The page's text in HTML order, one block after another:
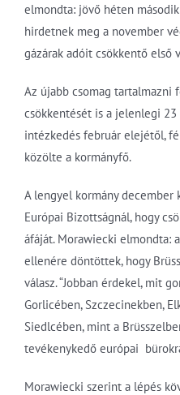
elmondta: jövő héten
hirdetnek meg a november
gázárak adóit csökkentő első
Az újabb csomag tartalmazni
csökkentését is a jelenlegi 23
intézkedés február elejétől,
közölte a kormányfő.
A lengyel kormány december
Európai Bizottságnál, hogy
áfáját. Morawiecki elmondta:
ellenére döntöttek, hogy
válasz. “Jobban érdekel, mit
Gorlicében, Szczecinekben,
Siedlcében, mint a
tevékenykedő európai
Morawiecki szerint a lépés